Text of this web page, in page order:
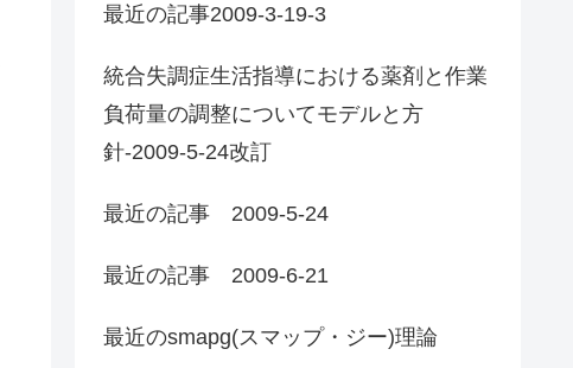
最近の記事2009-3-19-3
統合失調症生活指導における薬剤と作業
負荷量の調整についてモデルと方
針-2009-5-24改訂
最近の記事 2009-5-24
最近の記事 2009-6-21
最近のsmapg(スマップ・ジー)理論